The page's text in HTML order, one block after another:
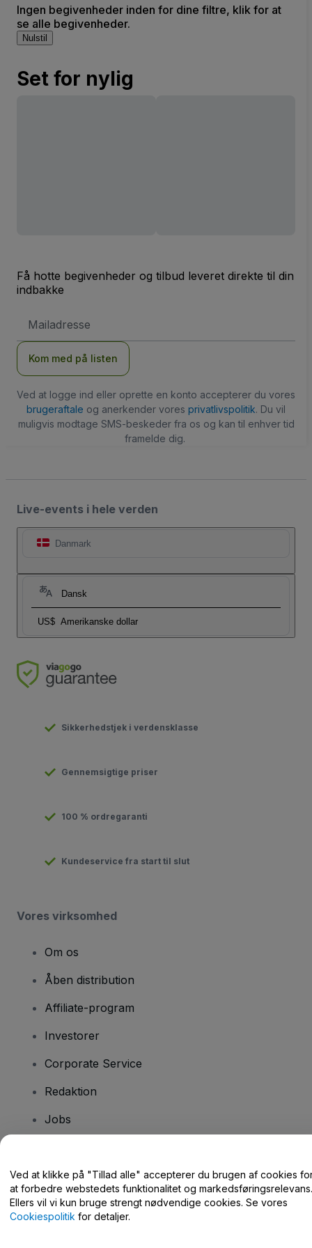
Ingen begivenheder inden for dine filtre, klik for at
se alle begivenheder.
Nulstil
Set for nylig
Få hotte begivenheder og tilbud leveret direkte til din
indbakke
adresse
Kom med på listen
Ved at logge ind eller oprette en konto accepterer du vores
brugeraftale og anerkender vores privatlivspolitik. Du vil
muligvis modtage SMS-beskeder fra os og kan til enhver tid
framelde dig.
Live-events i hele verden
Danmark
Dansk
US$ Amerikanske dollar
Sikkerhedstjek i verdensklasse
Gennemsigtige priser
100 % ordregaranti
Kundeservice fra start til slut
Vores virksomhed
Om os
Åben distribution
Affiliate-program
Investorer
Corporate Service
Redaktion
Jobs
Har du spørgsmål?
Hjælpecenter / Kontakt os
Ved at klikke på "Tillad alle" accepterer du brugen af cookies
at forbedre webstedets funktionalitet og markedsføringsrelevans.
Ellers vil vi kun bruge strengt nødvendige cookies. Se vores
Cookiespolitik for detaljer.